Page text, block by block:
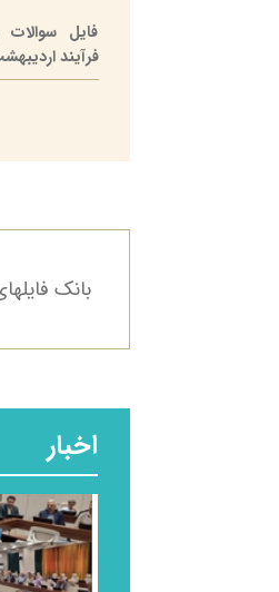
فایل سوالات
فرآیند اردیبهشت
بانک
اخبار